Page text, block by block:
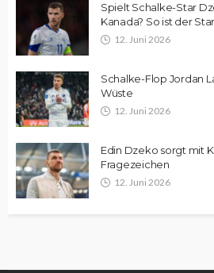
Spielt Schalke-Star
Kanada? So ist der
12. Juni 2026
Schalke-Flop Jordan
Wüste
12. Juni 2026
Edin Dzeko sorgt mit
Fragezeichen
12. Juni 2026